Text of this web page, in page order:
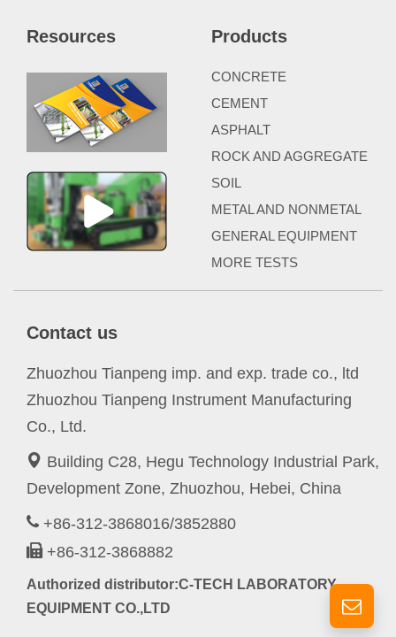
Resources Products
CONCRETE
CEMENT
ASPHALT
ROCK AND AGGREGATE
SOIL
METAL AND NONMETAL
GENERAL EQUIPMENT
MORE TESTS
Contact us
Zhuozhou Tianpeng imp. and exp. trade co., ltd
Zhuozhou Tianpeng Instrument Manufacturing
Co., Ltd.
Building C28, Hegu Technology Industrial Park,
Development Zone, Zhuozhou, Hebei, China
+86-312-3868016/3852880
+86-312-3868882
Authorized distributor:C-TECH LABORATORY
EQUIPMENT CO.,LTD